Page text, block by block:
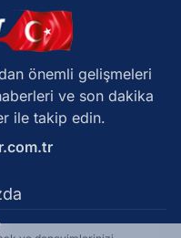
önemli gelişmeleri
ve son dakika
ile takip edin.